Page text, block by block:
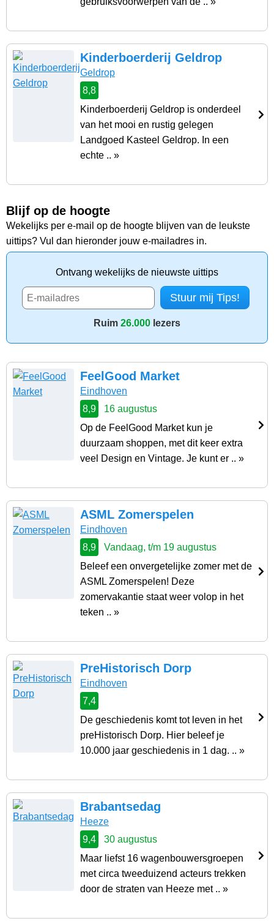
Kinderboerderij Geldrop
Geldrop
8,8
Kinderboerderij Geldrop is onderdeel
van het mooi en rustig gelegen
Landgoed Kasteel Geldrop. In een
echte .. »
Blijf op de hoogte
Wekelijks per e-mail op de hoogte blijven van de leukste
uittips? Vul dan hieronder jouw e-mailadres in.
Ontvang wekelijks de nieuwste uittips
Ruim 26.000 lezers
FeelGood Market
Eindhoven
8,9
16 augustus
Op de FeelGood Market kun je
duurzaam shoppen, met dit keer extra
veel Design en Vintage. Je kunt er .. »
ASML Zomerspelen
Eindhoven
8,9
Vandaag, t/m 19 augustus
Beleef een onvergetelijke zomer met de
ASML Zomerspelen! Deze
zomervakantie staat weer volop in het
teken .. »
PreHistorisch Dorp
Eindhoven
7,4
De geschiedenis komt tot leven in het
preHistorisch Dorp. Hier beleef je
10.000 jaar geschiedenis in 1 dag. .. »
Brabantsedag
Heeze
9,4
30 augustus
Maar liefst 16 wagenbouwersgroepen
met circa tweeduizend acteurs trekken
door de straten van Heeze met .. »